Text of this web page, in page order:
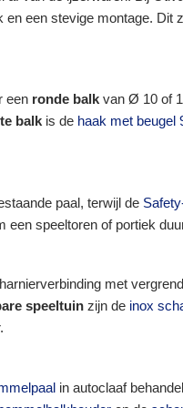
en een stevige montage. Dit
een ronde balk van Ø 10 of
balk is de haak met beugel
paal, terwijl de
een speeltoren of portiek
met
speeltuin zijn de inox
in autoclaaf